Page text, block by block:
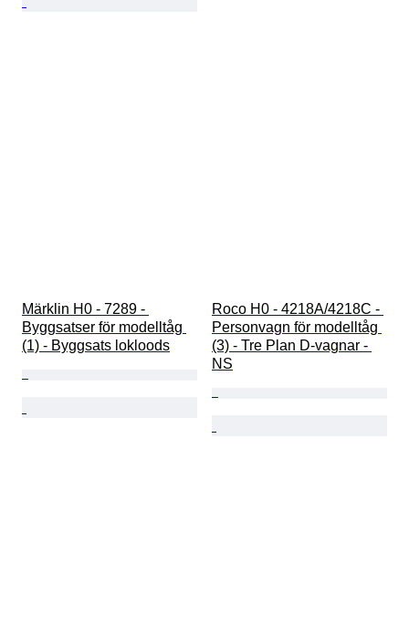
Märklin H0 - 7289 -
Byggsatser för modelltåg
(1) - Byggsats lokloods
Roco H0 - 4218A/4218C -
Personvagn för modelltåg
(3) - Tre Plan D-vagnar -
NS